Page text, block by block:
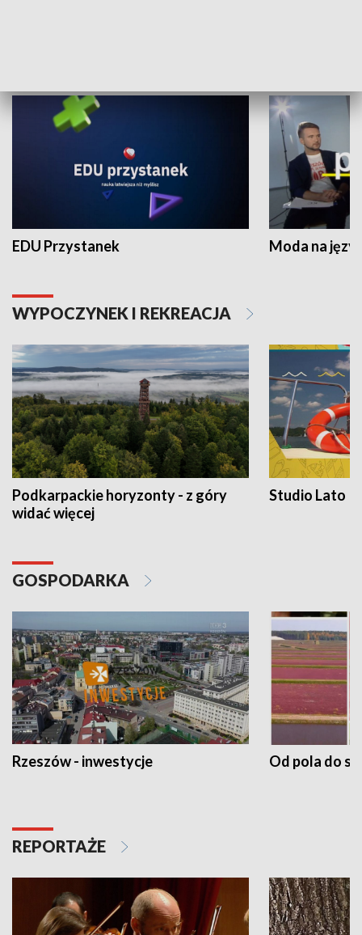
EDU Przystanek Moda na
WYPOCZYNEK I REKREACJA
Podkarpackie horyzonty - z góry
widać więcej
Studio Lato
GOSPODARKA
Rzeszów - inwestycje Od pola do
REPORTAŻE